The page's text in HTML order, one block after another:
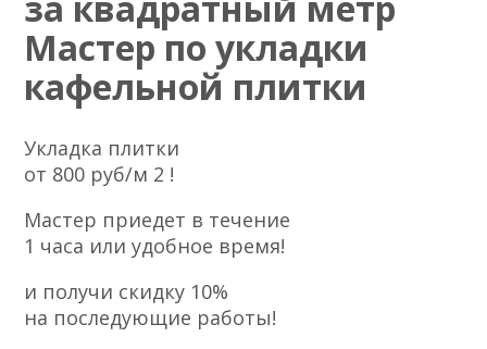
Мастер по укладки
кафельной плитки
Укладка плитки
от 800 руб/м 2 !
Мастер приедет в течение
1 часа или удобное время!
и получи скидку 10%
на последующие работы!